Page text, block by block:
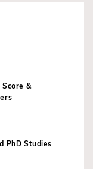
Score &
PhD Studies